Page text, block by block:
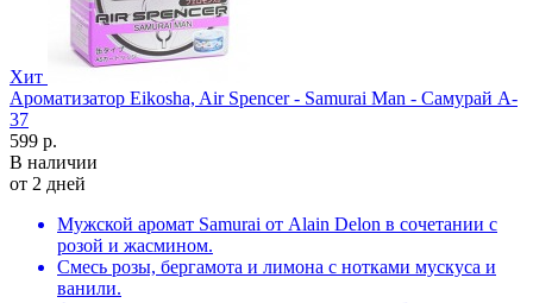
Хит
Ароматизатор Eikosha, Air Spencer - Samurai Man - Самурай A-
37
599 р.
В наличии
от 2 дней
Мужской аромат Samurai от Alain Delon в сочетании с
розой и жасмином.
Смесь ро­зы, бер­га­мо­та и ли­мо­на с нотками мускуса и
ванили.